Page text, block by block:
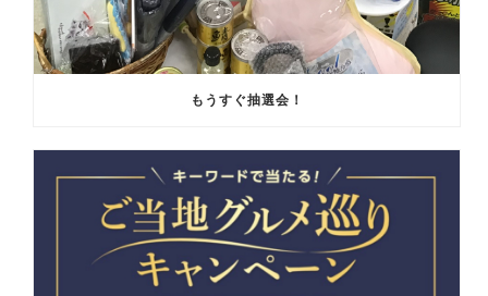
もうすぐ抽選会！